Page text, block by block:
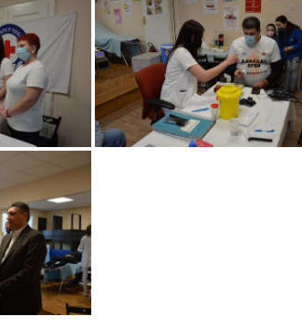
Krvi na
145
Crvenog
Akcijom Davalaštva
Čukarici Obeleženo
Godina od Osnivanja
Krsta Srbije
Krvi na
145
Crvenog